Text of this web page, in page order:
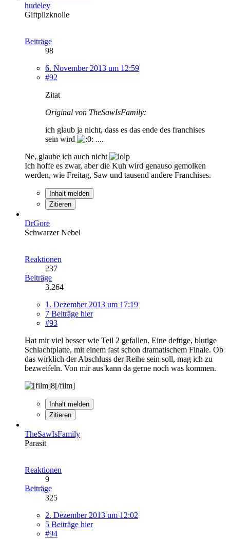
hudeley
Giftpilzknolle
Beiträge
98
6. November 2013 um 12:59
#92
Zitat
Original von TheSawIsFamily:
ich glaub ja nicht, dass es das ende des franchises
sein wird
....
Ne, glaube ich auch nicht
Ich hoffe es zwar, aber die Kuh wird genauso gemolken
werden, wie Freitag, Saw und tausend andere Franchises.
Inhalt melden
Zitieren
DrGore
Schwarzer Nebel
Reaktionen
237
Beiträge
3.264
1. Dezember 2013 um 17:19
7 Beiträge hier
#93
Hat mir viel besser wie Teil 2 gefallen. Eine deftige, blutige
Schlachtplatte, mit einem fast schon dramatischem Finale. Ob
das wirklich der Abschluss der Reihe sein soll, mag ich zu
bezweifeln. Von mir aus kann da gerne noch was kommen.
Inhalt melden
Zitieren
TheSawIsFamily
Parasit
Reaktionen
9
Beiträge
325
2. Dezember 2013 um 12:02
5 Beiträge hier
#94